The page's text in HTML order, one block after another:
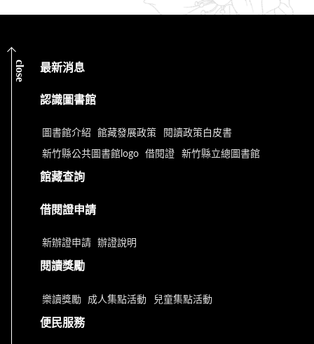
close 最新消息
認識圖書館
圖書館介紹 館藏發展政策 閱讀政策白皮書
新竹縣公共圖書館logo 借閱證 新竹縣立總圖書館
館藏查詢
借閱證申請
新辦證申請 辦證說明
閱讀獎勵
樂讀獎勵 成人集點活動 兒童集點活動
便民服務